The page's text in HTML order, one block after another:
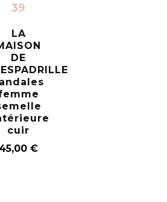
39
LA
DE
cuir
45,00€